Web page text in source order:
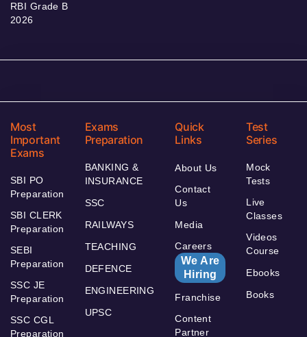
RBI Grade B
2026
Most
Important
Exams
SBI PO
Preparation
SBI CLERK
Preparation
SEBI
Preparation
SSC JE
Preparation
SSC CGL
Preparation
Exams
Preparation
BANKING &
INSURANCE
SSC
RAILWAYS
TEACHING
DEFENCE
ENGINEERING
UPSC
Quick
Links
About Us
Contact
Us
Media
Careers
We Are
Hiring
Franchise
Content
Partner
Test
Series
Mock
Tests
Live
Classes
Videos
Course
Ebooks
Books